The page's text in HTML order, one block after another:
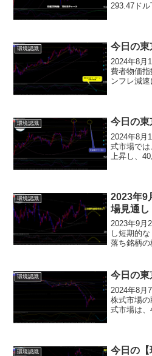
293.47ド
環境認識 今日の東
2024年8月
費者物価
ンフレ減速
で、アル
環境認識 今日の東
2024年8月
式市場で
上昇し、
環境認識
2023年9
場見通し
2023年9月
し短期的
落ち銘柄
（FOMC）
区：海外
環境認識 今日の東
2024年8月
株式市場
式市場は、
た...
環境認識 今日の